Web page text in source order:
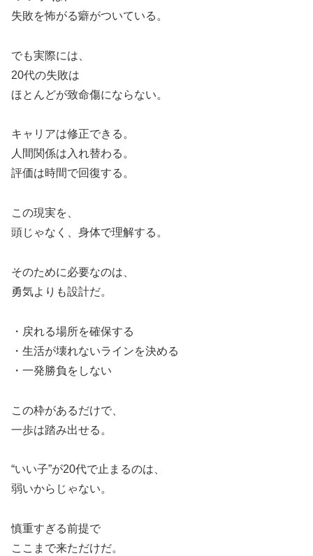
失敗を怖がる癖がついている。
でも実際には、
20代の失敗は
ほとんどが致命傷にならない。
キャリアは修正できる。
人間関係は入れ替わる。
評価は時間で回復する。
この現実を、
頭じゃなく、身体で理解する。
そのために必要なのは、
勇気よりも設計だ。
・戻れる場所を確保する
・生活が壊れないラインを決める
・一発勝負をしない
この枠があるだけで、
一歩は踏み出せる。
“いい子”が20代で止まるのは、
弱いからじゃない。
慎重すぎる前提で
ここまで来ただけだ。